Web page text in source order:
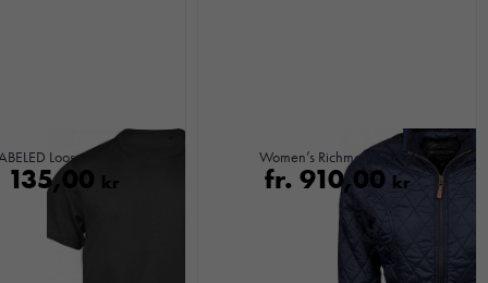
Loose Fit Tee
135,00 kr
Women’s Richmond Jacket
fr. 910,00 kr